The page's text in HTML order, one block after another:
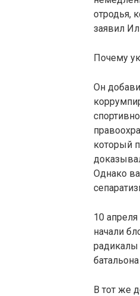
отродья,
заявил
Почему
Он
который
Однако
10
начали
радикалы
В тот же